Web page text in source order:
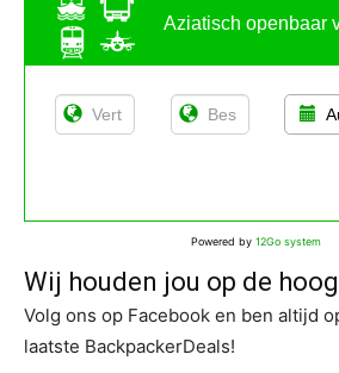
Aziatisch openbaar
Powered by 12Go system
Wij houden jou op de
Volg ons op Facebook en ben altijd
laatste BackpackerDeals!